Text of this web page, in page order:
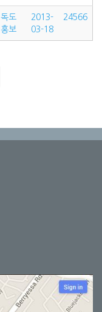
독도
홍보
2013-
03-18
24566